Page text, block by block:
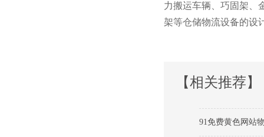
力搬运车辆、巧固架、
架等仓储物流设备的设计
【相关推荐】
91免费黄色网站